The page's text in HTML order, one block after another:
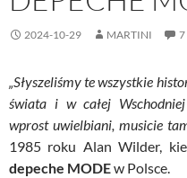
2024-10-29 MARTINI 7
„Słyszeliśmy te wszystkie
świata i w całej
wprost uwielbiani, musicie
1985 roku Alan Wilder,
depeche MODEw Polsce.